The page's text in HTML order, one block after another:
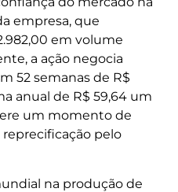
empresa, que
em volume
a ação negocia
52 semanas de R$
anual de R$ 59,64 um
um momento de
pelo
na produção de